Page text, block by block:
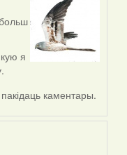
я
каментары.